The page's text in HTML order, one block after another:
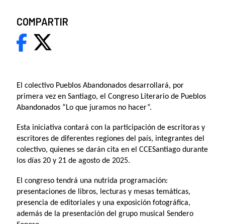
El colectivo Pueblos Abandonados desarrollará, por
primera vez en Santiago, el Congreso Literario de Pueblos
Abandonados “Lo que juramos no hacer”.
Esta iniciativa contará con la participación de escritoras y
escritores de diferentes regiones del país, integrantes del
colectivo, quienes se darán cita en el CCESantiago durante
los días 20 y 21 de agosto de 2025.
El congreso tendrá una nutrida programación:
presentaciones de libros, lecturas y mesas temáticas,
presencia de editoriales y una exposición fotográfica,
además de la presentación del grupo musical Sendero
COMPARTIR